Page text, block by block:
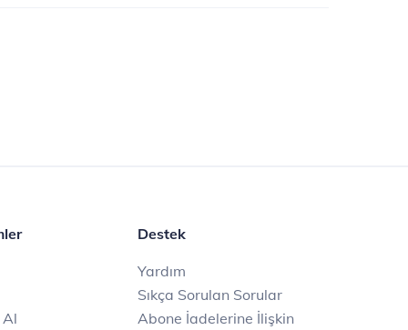
Destek
Yardım
Sıkça Sorulan Sorular
Abone İadelerine İlişkin